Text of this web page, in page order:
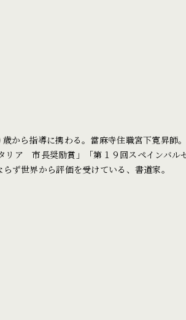
から指導に携わる。當麻寺住職宮下寛昇師。
リア 市長奨励賞」「第１９回スペインバル
ず世界から評価を受けている、書道家。